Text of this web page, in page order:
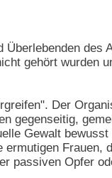
des
gehört wurden
Der
gegenseitig,
Gewalt bewusst
ermutigen Frauen,
passiven Opfer